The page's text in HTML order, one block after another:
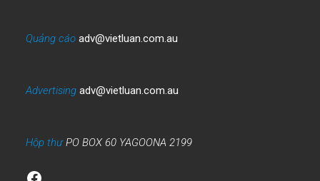
Quảng cáo adv@vietluan.com.au
Advertising adv@vietluan.com.au
Hộp thưPO BOX 60 YAGOONA 2199